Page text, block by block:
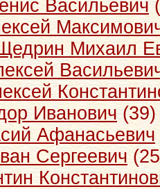
Васильевич
Михаил
Иванович(39)
Афанасьевич
Сергеевич